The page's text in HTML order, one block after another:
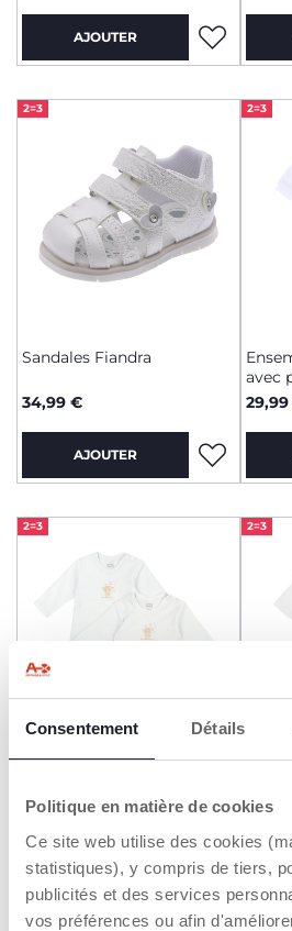
Consentement Détails
Politique en matière de cookies
Ce site web utilise des cookies
statistiques), y compris de tiers,
publicités et des services
vos préférences ou afin
AJOUTER
2=3
Sandales Fiandra
34,99 €
AJOUTER
2=3
avec
2=3
13,99 €
AJOUTER
2=3